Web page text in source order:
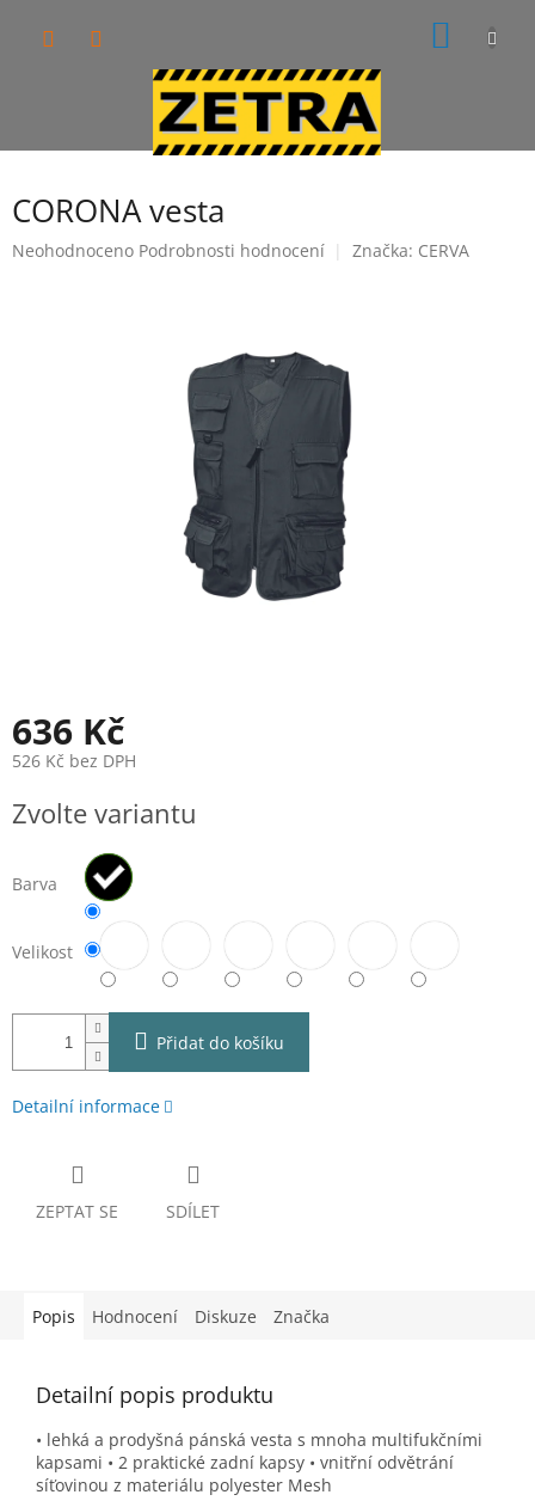
CORONA vesta
Průměrné
Neohodnoceno Podrobnosti hodnocení Značka: CERVA
636 Kč
526 Kč bez DPH
cena:
Zvolte variantu
Barva
Velikost
Přidat do košíku
Detailní informace
ZEPTAT SE SDÍLET
Popis Hodnocení Diskuze Značka
Detailní popis produktu
• lehká a prodyšná pánská vesta s mnoha multifukčními
kapsami • 2 praktické zadní kapsy • vnitřní odvětrání
síťovinou z materiálu polyester Mesh